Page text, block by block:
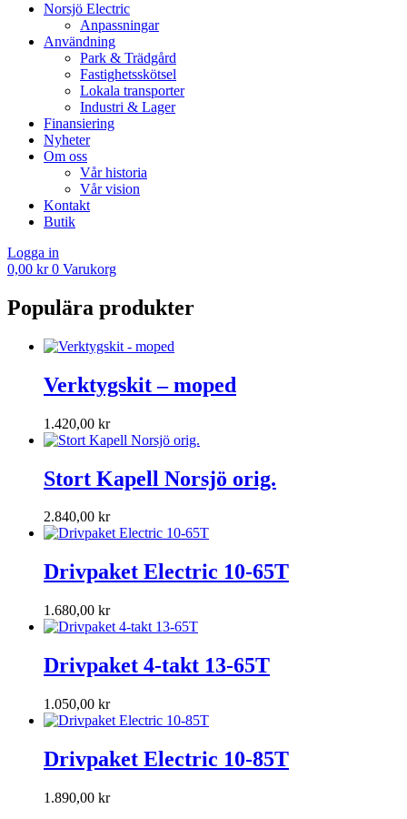
Norsjö Electric
Anpassningar
Användning
Park & Trädgård
Fastighetsskötsel
Lokala transporter
Industri & Lager
Finansiering
Nyheter
Om oss
Vår historia
Vår vision
Kontakt
Butik
Logga in
0,00 kr 0 Varukorg
Populära produkter
Verktygskit – moped
1.420,00 kr
Stort Kapell Norsjö orig.
2.840,00 kr
Drivpaket Electric 10-65T
1.680,00 kr
Drivpaket 4-takt 13-65T
1.050,00 kr
Drivpaket Electric 10-85T
1.890,00 kr